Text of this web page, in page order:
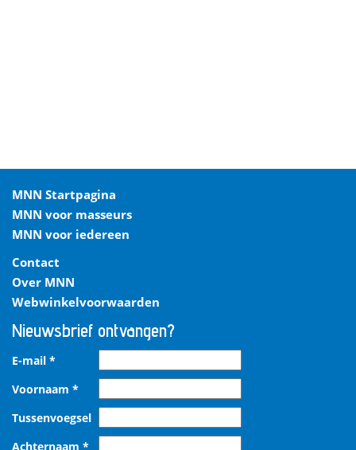
MNN Startpagina
MNN voor masseurs
MNN voor iedereen
Contact
Over MNN
Webwinkelvoorwaarden
Nieuwsbrief ontvangen?
E-mail *
Voornaam *
Tussenvoegsel
Achternaam *